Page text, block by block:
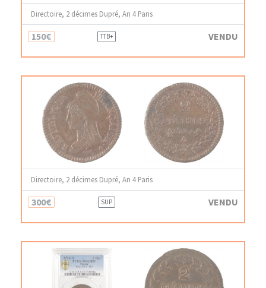
Directoire, 2 décimes Dupré, An 4 Paris
150€ TTB+ VENDU
Directoire, 2 décimes Dupré, An 4 Paris
300€ SUP VENDU